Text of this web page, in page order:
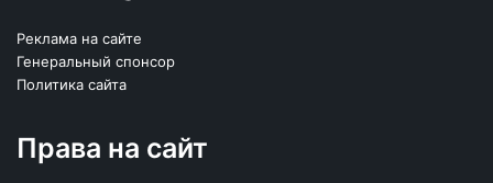
Реклама на сайте
Генеральный спонсор
Политика сайта
Права на сайт